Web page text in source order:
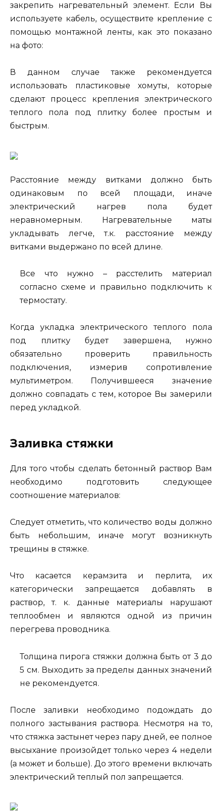
закрепить нагревательный элемент. Если Вы
используете кабель, осуществите крепление с
помощью монтажной ленты, как это показано
на фото:
В данном случае также рекомендуется
использовать пластиковые хомуты, которые
сделают процесс крепления электрического
теплого пола под плитку более простым и
быстрым.
Расстояние между витками должно быть
одинаковым по всей площади, иначе
электрический нагрев пола будет
неравномерным. Нагревательные маты
укладывать легче, т.к. расстояние между
витками выдержано по всей длине.
Все что нужно – расстелить материал
согласно схеме и правильно подключить к
термостату.
Когда укладка электрического теплого пола
под плитку будет завершена, нужно
обязательно проверить правильность
подключения, измерив сопротивление
мультиметром. Получившееся значение
должно совпадать с тем, которое Вы замерили
перед укладкой.
Заливка стяжки
Для того чтобы сделать бетонный раствор Вам
необходимо подготовить следующее
соотношение материалов:
Следует отметить, что количество воды должно
быть небольшим, иначе могут возникнуть
трещины в стяжке.
Что касается керамзита и перлита, их
категорически запрещается добавлять в
раствор, т. к. данные материалы нарушают
теплообмен и являются одной из причин
перегрева проводника.
Толщина пирога стяжки должна быть от 3 до
5 см. Выходить за пределы данных значений
не рекомендуется.
После заливки необходимо подождать до
полного застывания раствора. Несмотря на то,
что стяжка застынет через пару дней, ее полное
высыхание произойдет только через 4 недели
(а может и больше). До этого времени включать
электрический теплый пол запрещается.